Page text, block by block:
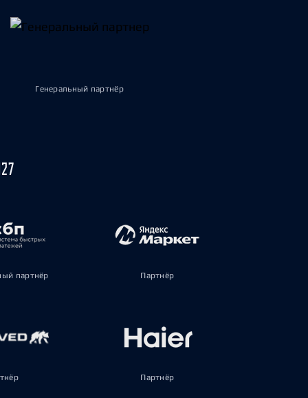
Генеральный партнёр
партнёр Партнёр
Партнёр